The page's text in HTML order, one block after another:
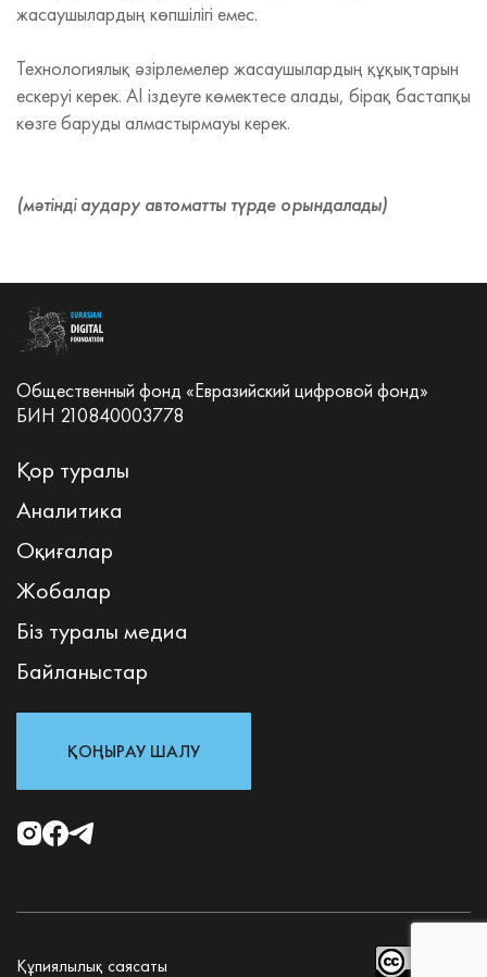
жасаушылардың көпшілігі емес.
Технологиялық әзірлемелер жасаушылардың құқықтарын
ескеруі керек. AI іздеуге көмектесе алады, бірақ бастапқы
көзге баруды алмастырмауы керек.
(мәтінді аудару автоматты түрде орындалады)
Общественный фонд «Евразийский цифровой фонд»
БИН 210840003778
Қор туралы
Аналитика
Оқиғалар
Жобалар
Біз туралы медиа
Байланыстар
ҚОҢЫРАУ ШАЛУ
Құпиялылық саясаты